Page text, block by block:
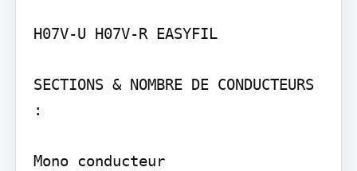
H07V-U H07V-R EASYFIL
SECTIONS & NOMBRE DE CONDUCTEURS
:
Mono conducteur